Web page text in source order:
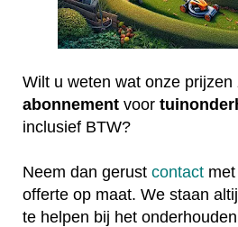
Wilt u weten wat onze prijzen
abonnement voor
inclusief BTW?
Neem dan gerust contact
offerte op maat. We staan
te helpen bij het